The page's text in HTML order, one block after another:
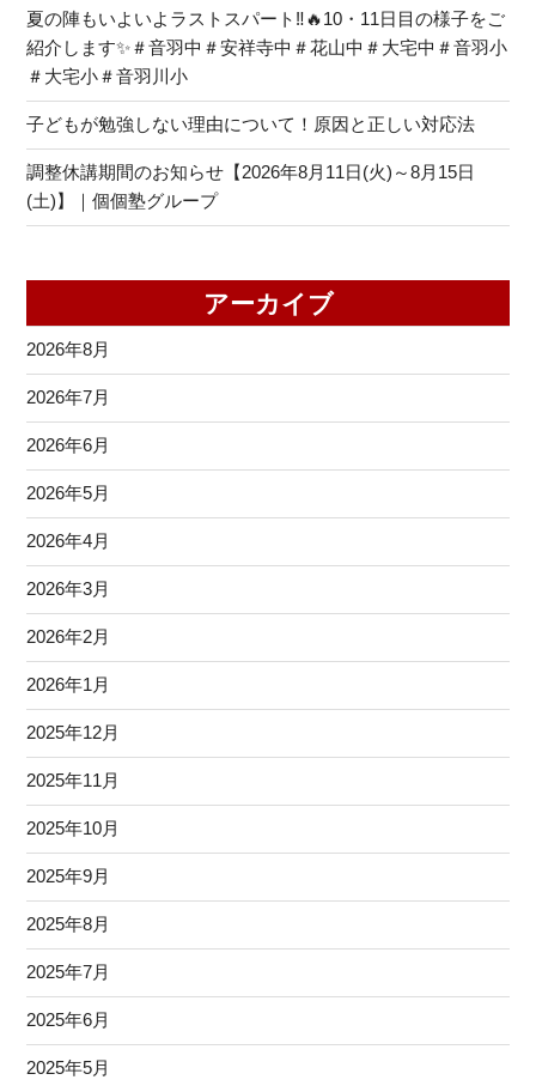
夏の陣もいよいよラストスパート‼🔥10・11日目の様子をご
紹介します✨＃音羽中＃安祥寺中＃花山中＃大宅中＃音羽小
＃大宅小＃音羽川小
子どもが勉強しない理由について！原因と正しい対応法
調整休講期間のお知らせ【2026年8月11日(火)～8月15日
(土)】｜個個塾グループ
アーカイブ
2026年8月
2026年7月
2026年6月
2026年5月
2026年4月
2026年3月
2026年2月
2026年1月
2025年12月
2025年11月
2025年10月
2025年9月
2025年8月
2025年7月
2025年6月
2025年5月